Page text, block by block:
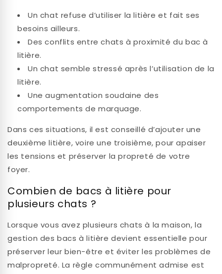
Un chat refuse d’utiliser la litière et fait ses
besoins ailleurs.
Des conflits entre chats à proximité du bac à
litière.
Un chat semble stressé après l’utilisation de la
litière.
Une augmentation soudaine des
comportements de marquage.
Dans ces situations, il est conseillé d’ajouter une
deuxième litière, voire une troisième, pour apaiser
les tensions et préserver la propreté de votre
foyer.
Combien de bacs à litière pour
plusieurs chats ?
Lorsque vous avez plusieurs chats à la maison, la
gestion des bacs à litière devient essentielle pour
préserver leur bien-être et éviter les problèmes de
malpropreté. La règle communément admise est